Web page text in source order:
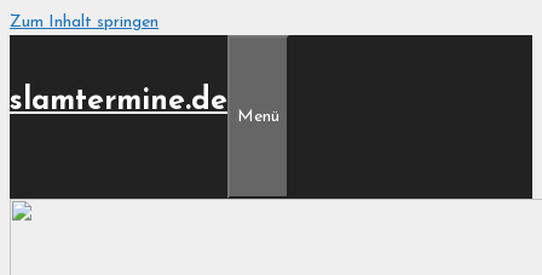
Zum Inhalt springen
slamtermine.de
Menü